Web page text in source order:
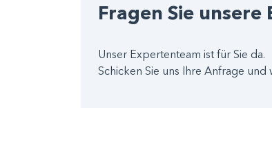
Fragen Sie unsere
Unser Expertenteam ist für Sie da.
Schicken Sie uns Ihre Anfrage